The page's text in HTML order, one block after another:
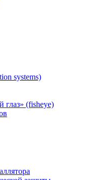
systems)
(fisheye)